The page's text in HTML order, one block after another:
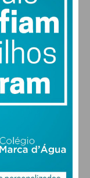
vento: 4m/s O
29 • MIN 28
SEG
ALTERAR